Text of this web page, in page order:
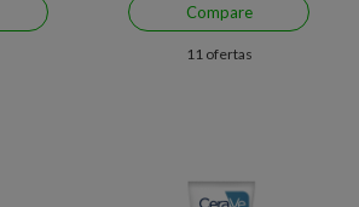
Compare
11 ofertas